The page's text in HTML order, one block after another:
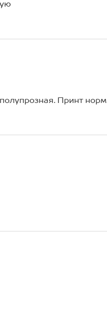
Принт норм